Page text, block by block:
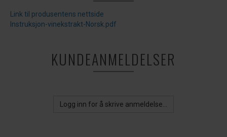
Link til produsentens nettside
Instruksjon-vinekstrakt-Norsk.pdf
KUNDEANMELDELSER
Logg inn for å skrive anmeldelse...